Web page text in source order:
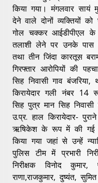
किया गया। मंगलवार
देने वाले दोनों व्यक्तियों
गोल चक्कर आईडीपीएल के
तलाशी लेने पर उनके
तथा तीन जिंदा कारतूस
गिरफ्तार आरोपियों की
सिह निवासी गाव
किरायेदार गली नंबर 14
सिह पुत्र मान सिह निवासी
उ.प्र. हाल किरायेदार-
ऋषिकेश के रूप में की गई
किया गया जहां से उन्हें
पुलिस टीम में प्रभारी
निरीक्षक विनोद
राणा,राजकुमार, दुष्यंत,